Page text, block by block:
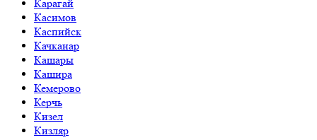
Карагай
Касимов
Каспийск
Качканар
Кашары
Кашира
Кемерово
Керчь
Кизел
Кизляр